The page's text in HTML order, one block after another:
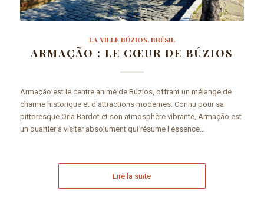
LA VILLE BÚZIOS, BRÉSIL
ARMAÇÃO : LE CŒUR DE BÚZIOS
Armação est le centre animé de Búzios, offrant un mélange de
charme historique et d'attractions modernes. Connu pour sa
pittoresque Orla Bardot et son atmosphère vibrante, Armação est
un quartier à visiter absolument qui résume l'essence…
Lire la suite